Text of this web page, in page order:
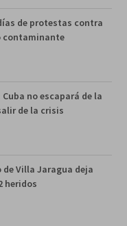
de protestas contra
contaminante
no escapará de la
de la crisis
Villa Jaragua deja
heridos